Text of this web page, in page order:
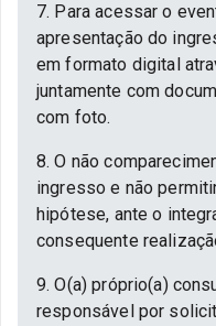
7. Para acessar o
apresentação do
em formato digital
juntamente com
com foto.
8. O não
ingresso e não
hipótese, ante o
consequente
9. O(a) próprio(a)
responsável por